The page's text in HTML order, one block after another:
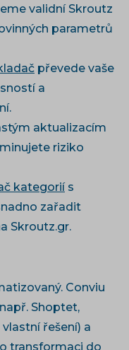
validní Skroutz
parametrů
převede vaše
a
aktualizacím
riziko
kategoriís
zařadit
Skroutz.gr.
Conviu
Shoptet,
řešení) a
transformaci do